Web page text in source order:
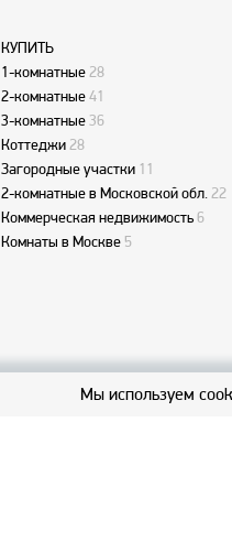
КУПИТЬ
1-комнатные 28
2-комнатные 41
3-комнатные 36
Коттеджи 28
Загородные участки 11
2-комнатные в Московской обл. 22
Коммерческая недвижимость 6
Комнаты в Москве 5
Мы используем